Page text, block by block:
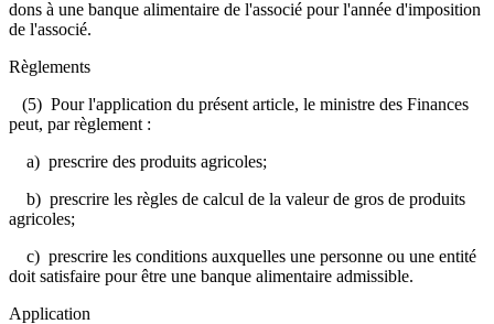
dons à une banque alimentaire de l'associé pour l'année d'imposition
de l'associé.
Règlements
(5) Pour l'application du présent article, le ministre des Finances
peut, par règlement :
a) prescrire des produits agricoles;
b) prescrire les règles de calcul de la valeur de gros de produits
agricoles;
c) prescrire les conditions auxquelles une personne ou une entité
doit satisfaire pour être une banque alimentaire admissible.
Application